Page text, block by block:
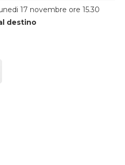
17 novembre ore 15.30
destino